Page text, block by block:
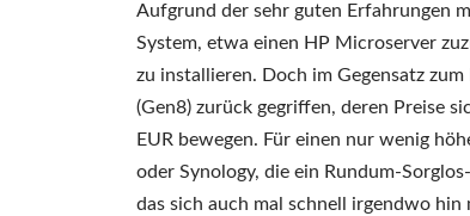
Aufgrund der sehr guten Erfahrungen
System, etwa einen HP Microserver
zu installieren. Doch im Gegensatz zum
(Gen8) zurück gegriffen, deren Preise
EUR bewegen. Für einen nur wenig
oder Synology, die ein Rundum-
das sich auch mal schnell irgendwo